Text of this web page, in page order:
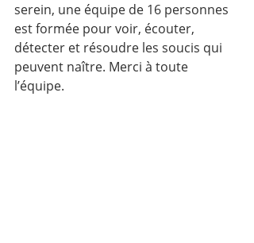
serein, une équipe de 16 personnes
est formée pour voir, écouter,
détecter et résoudre les soucis qui
peuvent naître. Merci à toute
l’équipe.